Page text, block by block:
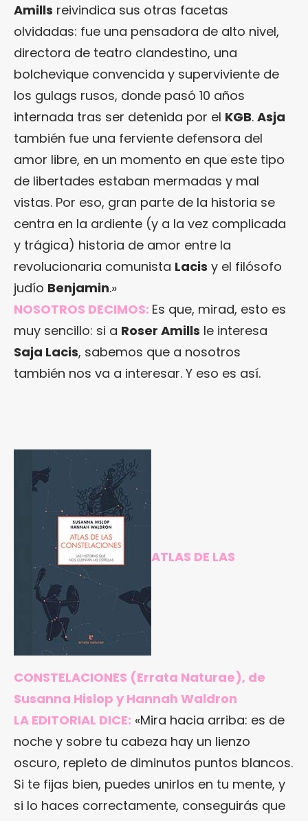
Amills reivindica sus otras facetas
olvidadas: fue una pensadora de alto nivel,
directora de teatro clandestino, una
bolchevique convencida y superviviente de
los gulags rusos, donde pasó 10 años
internada tras ser detenida por el KGB. Asja
también fue una ferviente defensora del
amor libre, en un momento en que este tipo
de libertades estaban mermadas y mal
vistas. Por eso, gran parte de la historia se
centra en la ardiente (y a la vez complicada
y trágica) historia de amor entre la
revolucionaria comunista Lacis y el filósofo
judío Benjamin.»
NOSOTROS DECIMOS: Es que, mirad, esto es
muy sencillo: si a Roser Amills le interesa
Saja Lacis, sabemos que a nosotros
también nos va a interesar. Y eso es así.
ATLAS DE LAS
CONSTELACIONES (Errata Naturae), de
Susanna Hislop y Hannah Waldron
LA EDITORIAL DICE: «Mira hacia arriba: es de
noche y sobre tu cabeza hay un lienzo
oscuro, repleto de diminutos puntos blancos.
Si te fijas bien, puedes unirlos en tu mente, y
si lo haces correctamente, conseguirás que